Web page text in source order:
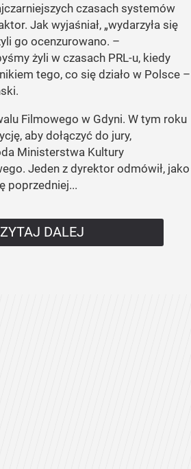
czasach systemów
Jak wyjaśniał, „wydarzyła się
go ocenzurowano. –
żyli w czasach PRL-u, kiedy
tego, co się działo w Polsce –
Filmowego w Gdyni. W tym roku
aby dołączyć do jury,
Ministerstwa Kultury
Jeden z dyrektor odmówił, jako
poprzedniej...
DALEJ